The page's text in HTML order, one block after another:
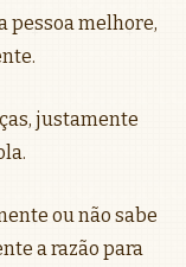
pessoa melhore,
justamente
ou não sabe
a razão para